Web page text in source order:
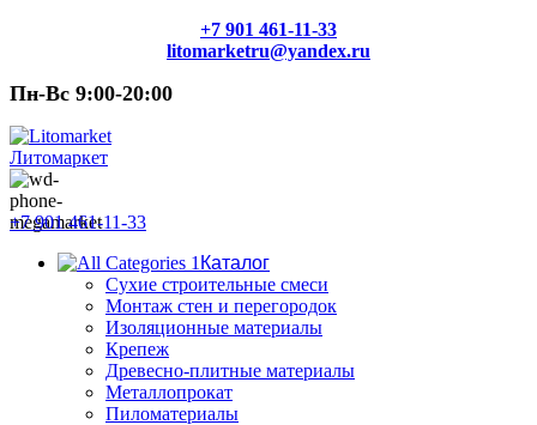
+7 901 461-11-33
litomarketru@yandex.ru
Пн-Вс 9:00-20:00
+7 901 461-11-33
Каталог
Сухие строительные смеси
Монтаж стен и перегородок
Изоляционные материалы
Крепеж
Древесно-плитные материалы
Металлопрокат
Пиломатериалы